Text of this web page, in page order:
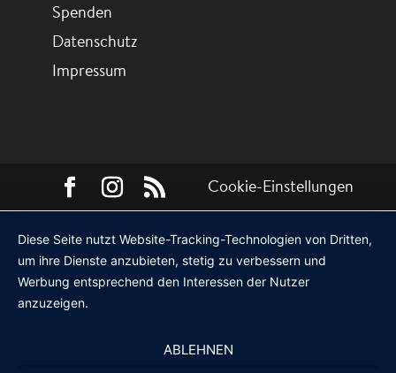
Spenden
Datenschutz
Impressum
Cookie-Einstellungen
Diese Seite nutzt Website-Tracking-Technologien von Dritten,
um ihre Dienste anzubieten, stetig zu verbessern und
Werbung entsprechend den Interessen der Nutzer
anzuzeigen.
ABLEHNEN